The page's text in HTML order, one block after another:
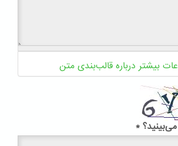
بیشتر درباره قالب‌بندی متن
*